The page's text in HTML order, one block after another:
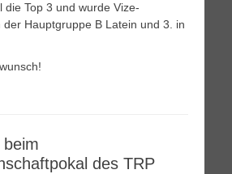
die Top 3 und wurde Vize-
der Hauptgruppe B Latein und 3. in
des TRP